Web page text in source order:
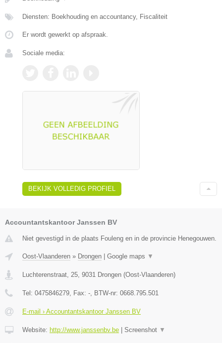
Diensten: Boekhouding en accountancy, Fiscaliteit
Er wordt gewerkt op afspraak.
Sociale media:
BEKIJK VOLLEDIG PROFIEL
Accountantskantoor Janssen BV
Niet gevestigd in de plaats Fouleng en in de provincie Henegouwen.
Oost-Vlaanderen » Drongen | Google maps ▼
Luchterenstraat, 25 9031 Drongen (Oost-Vlaanderen)
Tel: 0475846279 , Fax: - , BTW-nr: 0668.795.501
E-mail › Accountantskantoor Janssen BV
Website: http://www.janssenbv.be | Screenshot ▼